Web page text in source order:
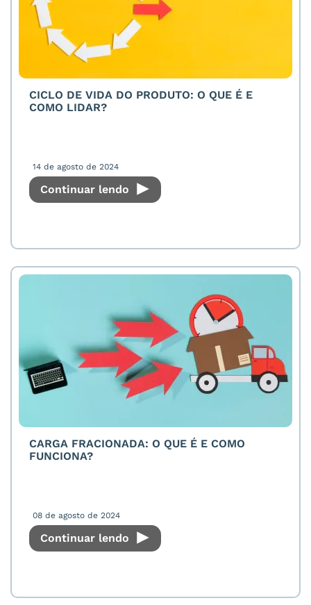
CICLO DE VIDA DO PRODUTO: O QUE É E
COMO LIDAR?
14 de agosto de 2024
Continuar lendo
CARGA FRACIONADA: O QUE É E COMO
FUNCIONA?
08 de agosto de 2024
Continuar lendo